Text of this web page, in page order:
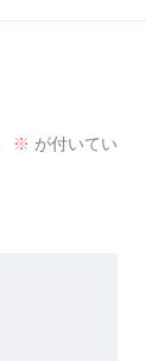
※ が付いてい